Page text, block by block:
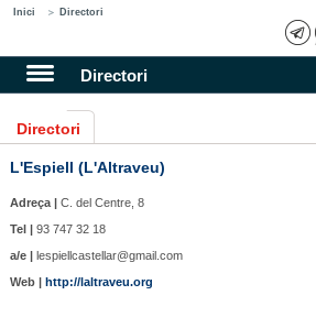
Inici Directori
Directori
Directori
L'Espiell (L'Altraveu)
Adreça |C. del Centre, 8
Tel |93 747 32 18
a/e |lespiellcastellar@gmail.com
Web | http://laltraveu.org